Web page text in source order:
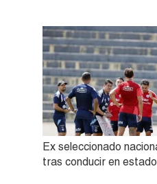
Ex seleccionado
tras conducir en